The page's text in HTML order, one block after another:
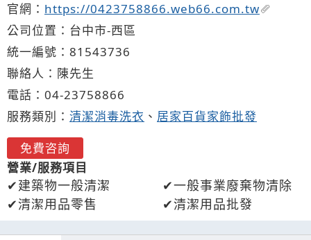
官網： https://0423758866.web66.com.tw
公司位置：台中市-西區
統一編號：81543736
聯絡人：陳先生
電話： 04-23758866
服務類別： 清潔消毒洗衣 、 居家百貨家飾批發
免費咨詢
營業/服務項目
建築物一般清潔
一般事業廢棄物清除
清潔用品零售
清潔用品批發